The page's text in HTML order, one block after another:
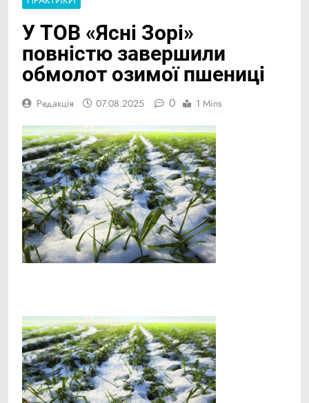
У ТОВ «Ясні Зорі»
повністю завершили
обмолот озимої пшениці
Редакція 07.08.2025 0 1 Mins
Link